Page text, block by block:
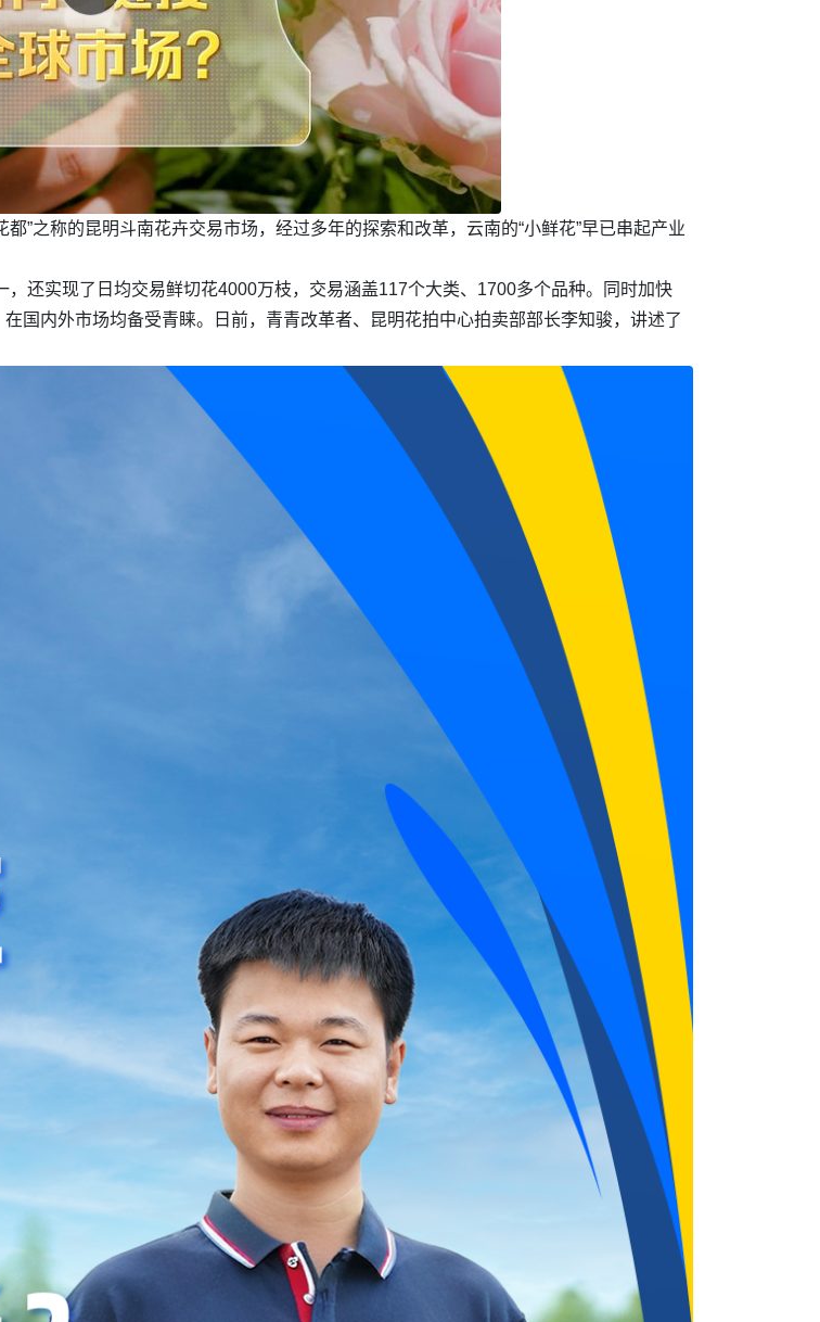
”之称的昆明斗南花卉交易市场，经过多年的探索和改革，云南的“小鲜花”早已串起产业
还实现了日均交易鲜切花4000万枝，交易涵盖117个大类、1700多个品种。同时加快
国内外市场均备受青睐。日前，青青改革者、昆明花拍中心拍卖部部长李知骏，讲述了